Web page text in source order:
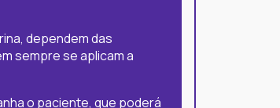
dependem das
sempre se aplicam a
o paciente, que poderá